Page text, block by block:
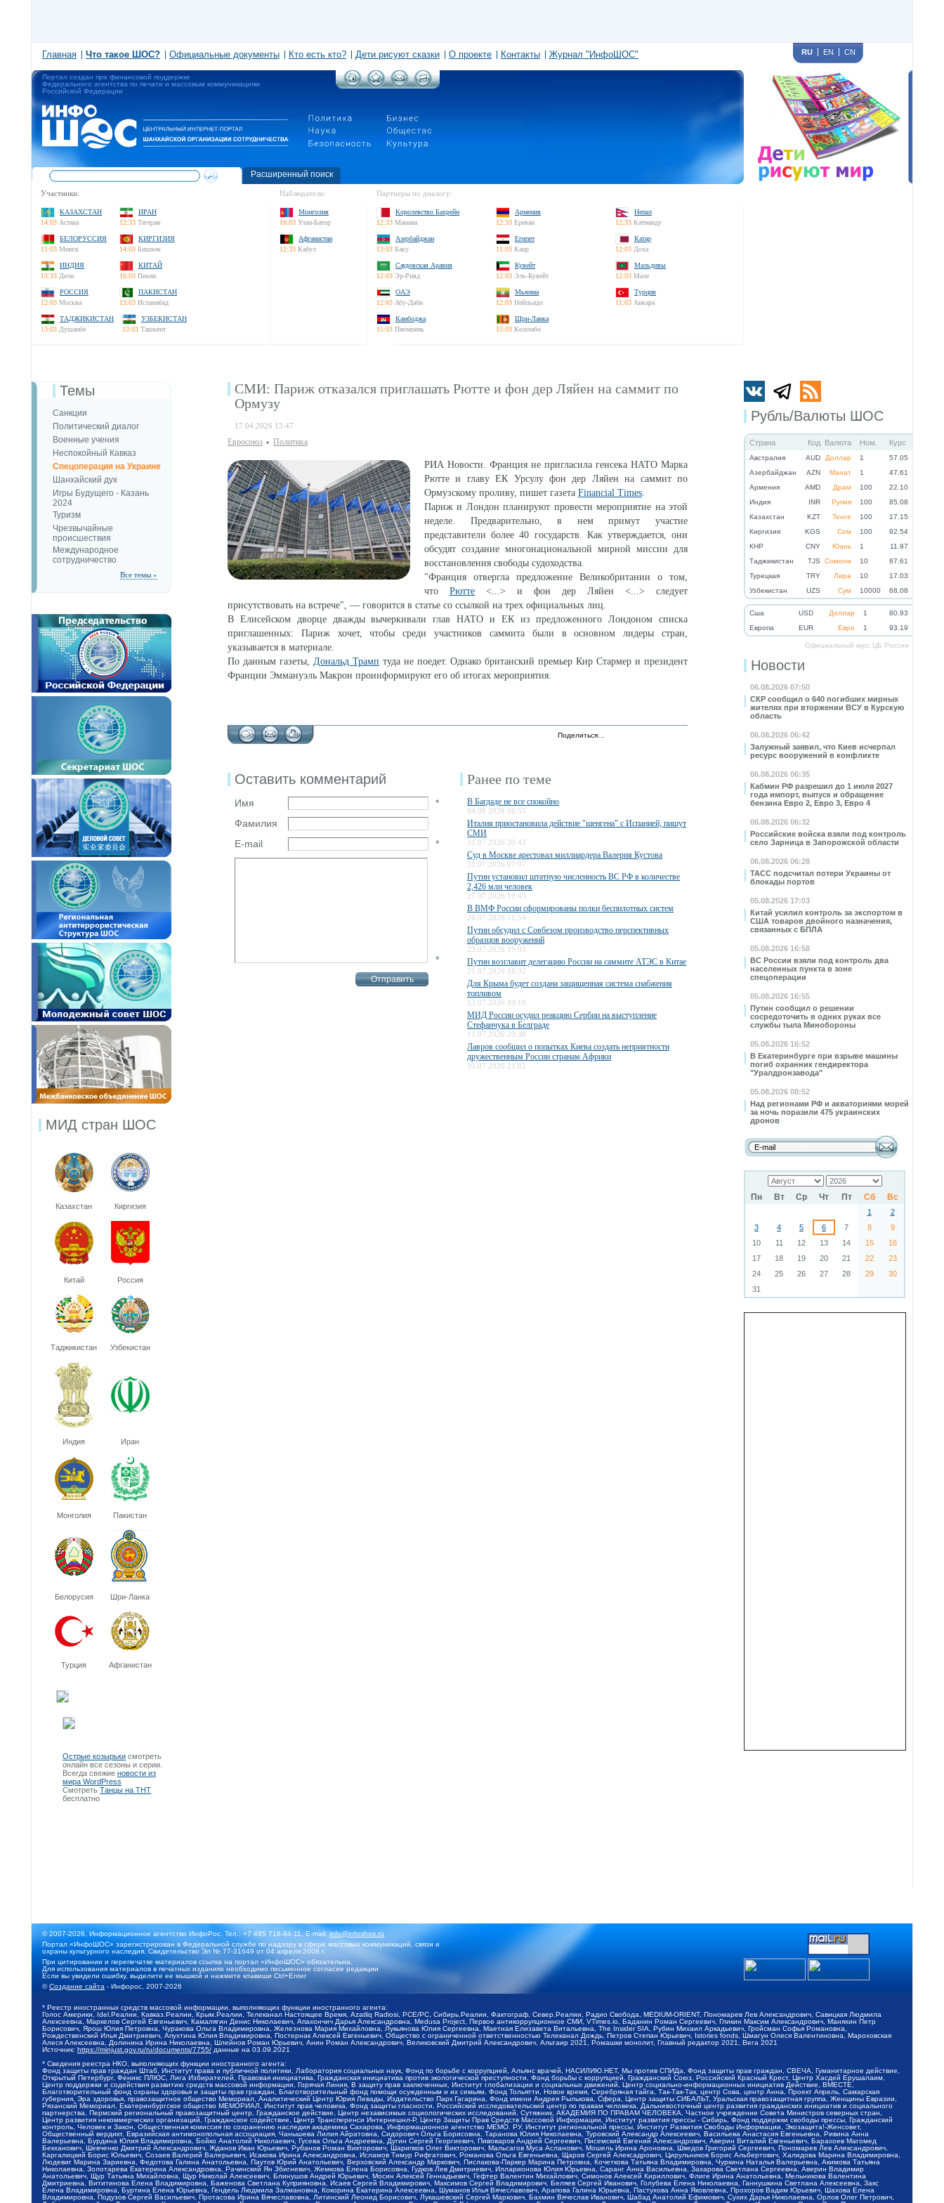
Главная Что такое ШОС? Официальные документы Кто есть кто? Дети рисуют сказки О проекте Контакты Журнал "ИнфоШОС" RU EN CN
Портал создан при финансовой поддержке
Федерального агентства по печати и массовым коммуникациям
Российской Федерации
Расширенный поиск
Участники:
КАЗАХСТАН
14:03 Астана
ИРАН
12:33 Тегеран
БЕЛОРУССИЯ
11:03 Минск
КИРГИЗИЯ
14:03 Бишкек
ИНДИЯ
13:33 Дели
КИТАЙ
16:03 Пекин
РОССИЯ
12:03 Москва
ПАКИСТАН
13:03 Исламабад
ТАДЖИКИСТАН
13:03 Душанбе
УЗБЕКИСТАН
13:03 Ташкент
Наблюдатели:
Монголия
16:03 Улан-Батор
Афганистан
12:33 Кабул
Партнеры по диалогу:
Королевство Бахрейн
12:33 Манама
Армения
12:33 Ереван
Непал
12:33 Катманду
Азербайджан
13:03 Баку
Египет
11:03 Каир
Катар
12:03 Доха
Саудовская Аравия
12:03 Эр-Рияд
Кувейт
12:03 Эль-Кувейт
Мальдивы
12:03 Мале
ОАЭ
12:03 Абу-Даби
Мьянма
12:03 Нейпьидо
Турция
11:03 Анкара
Камбоджа
15:03 Пномпень
Шри-Ланка
15:03 Коломбо
Рубль/Валюты ШОС
Страна Код Валюта Ном. Курс
Австралия AUD Доллар 1
57.05
Азербайджан
AZN Манат 1
47.61
Армения
AMD Драм 100
22.10
Индия
INR Рупия 100
85.08
Казахстан
KZT Тенге 100
17.15
Киргизия
KGS Сом 100
92.54
КНР
CNY Юань 1
11.97
Таджикистан
TJS Сомони 10
87.61
Турецкая
TRY Лира 10
17.03
Узбекистан
UZS Сум 10000 68.08
Cша USD Доллар 1
80.93
Eвропа
EUR Евро 1 93.19
Официальный курс ЦБ России
Новости
06.08.2026 07:50
СКР сообщил о 640 погибших мирных
жителях при вторжении ВСУ в Курскую
область
06.08.2026 06:42
Залужный заявил, что Киев исчерпал
ресурс вооружений в конфликте
06.08.2026 06:35
Кабмин РФ разрешил до 1 июля 2027
года импорт, выпуск и обращение
бензина Евро 2, Евро 3, Евро 4
06.08.2026 06:32
Российские войска взяли под контроль
село Зарница в Запорожской области
06.08.2026 06:28
ТАСС подсчитал потери Украины от
блокады портов
05.08.2026 17:03
Китай усилил контроль за экспортом в
США товаров двойного назначения,
связанных с БПЛА
05.08.2026 16:58
ВС России взяли под контроль два
населенных пункта в зоне
спецоперации
05.08.2026 16:55
Путин сообщил о решении
сосредоточить в одних руках все
службы тыла Минобороны
05.08.2026 16:52
В Екатеринбурге при взрыве машины
погиб охранник гендиректора
"Уралдронзавода"
05.08.2026 08:52
Над регионами РФ и акваториями морей
за ночь поразили 475 украинских
дронов
Пн Вт Ср Чт Пт Сб Вс
1
2
3
4 5 6 7 8
9
10
11 12 13 14 15
16
17
18 19 20 21 22
23
24
25 26 27 28 29
30
31
Темы
Санкции
Политический диалог
Военные учения
Неспокойный Кавказ
Спецоперация на Украине
Шанхайский дух
Игры Будущего - Казань
2024
Туризм
Чрезвычайные
происшествия
Международное
сотрудничество
Все темы »
МИД стран ШОС
Казахстан Киргизия
Китай Россия
Таджикистан Узбекистан
Индия Иран
Монголия Пакистан
Белорусия Шри-Ланка
Турция Афганистан
Острые козырьки смотреть
онлайн все сезоны и серии.
Всегда свежие новости из
мира WordPress
Смотреть Танцы на ТНТ
бесплатно
СМИ: Париж отказался приглашать Рютте и фон дер Ляйен на саммит по
Ормузу
17.04.2026 13:47
Евросоюз Политика
РИА Новости. Франция не пригласила генсека НАТО Марка
Рютте и главу ЕК Урсулу фон дер Ляйен на саммит по
Ормузскому проливу, пишет газета Financial Times.
Париж и Лондон планируют провести мероприятие на этой
неделе. Предварительно, в нем примут участие
представители более 40 государств. Как утверждается, они
обсудят создание многонациональной мирной миссии для
восстановления свободы судоходства.
"Франция отвергла предложение Великобритании о том,
что Рютте <...> и фон дер Ляйен <...> следует
присутствовать на встрече", — говорится в статье со ссылкой на трех официальных лиц.
В Елисейском дворце дважды вычеркивали глав НАТО и ЕК из предложенного Лондоном списка
приглашенных: Париж хочет, чтобы среди участников саммита были в основном лидеры стран,
указывается в материале.
По данным газеты, Дональд Трамп туда не поедет. Однако британский премьер Кир Стармер и президент
Франции Эммануэль Макрон проинформируют его об итогах мероприятия.
Поделиться…
Оставить комментарий
Имя
*
Фамилия
E-mail
*
*
Ранее по теме
В Багдаде не все спокойно
04.08.2026 06:55
Италия приостановила действие "шенгена" с Испанией, пишут
СМИ
31.07.2026 20:43
Суд в Москве арестовал миллиардера Валерия Кустова
31.07.2026 07:07
Путин установил штатную численность ВС РФ в количестве
2,426 млн человек
27.07.2026 19:45
В ВМФ России сформированы полки беспилотных систем
26.07.2026 11:54
Путин обсудил с Совбезом производство перспективных
образцов вооружений
23.07.2026 19:03
Путин возглавит делегацию России на саммите АТЭС в Китае
21.07.2026 18:32
Для Крыма будет создана защищенная система снабжения
топливом
13.07.2026 19:18
МИД России осудил реакцию Сербии на выступление
Стефанчука в Белграде
11.07.2026 20:38
Лавров сообщил о попытках Киева создать неприятности
дружественным России странам Африки
10.07.2026 21:02
© 2007-2026, Информационное агентство ИнфоРос. Тел.: +7 495 718-84-11, E-mail:info@infoshos.ru
Портал «ИнфоШОС» зарегистрирован в Федеральной службе по надзору в сфере массовых коммуникаций, связи и
охраны культурного наследия. Свидетельство Эл № 77-31649 от 04 апреля 2008 г.
При цитировании и перепечатке материалов ссылка на портал «ИнфоШОС» обязательна.
Для использования материалов в печатных изданиях необходимо письменное согласие редакции
Если вы увидели ошибку, выделите ее мышкой и нажмите клавиши Ctrl+Enter
©Создание сайта - Инфорос, 2007-2026
* Реестр иностранных средств массовой информации, выполняющих функции иностранного агента:
Голос Америки, Idel.Реалии, Кавказ.Реалии, Крым.Реалии, Телеканал Настоящее Время, Azatliq Radiosi, PCE/PC, Сибирь.Реалии, Фактограф, Север.Реалии, Радио Свобода, MEDIUM-ORIENT, Пономарев Лев Александрович, Савицкая Людмила
Алексеевна, Маркелов Сергей Евгеньевич, Камалягин Денис Николаевич, Апахончич Дарья Александровна, Medusa Project, Первое антикоррупционное СМИ, VTimes.io, Баданин Роман Сергеевич, Гликин Максим Александрович, Маняхин Петр
Борисович, Ярош Юлия Петровна, Чуракова Ольга Владимировна, Железнова Мария Михайловна, Лукьянова Юлия Сергеевна, Маетная Елизавета Витальевна, The Insider SIA, Рубин Михаил Аркадьевич, Гройсман Софья Романовна,
Рождественский Илья Дмитриевич, Апухтина Юлия Владимировна, Постернак Алексей Евгеньевич, Общество с ограниченной ответственностью Телеканал Дождь, Петров Степан Юрьевич, Istories fonds, Шмагун Олеся Валентиновна, Мароховская
Алеся Алексеевна, Долинина Ирина Николаевна, Шлейнов Роман Юрьевич, Анин Роман Александрович, Великовский Дмитрий Александрович, Альтаир 2021, Ромашки монолит, Главный редактор 2021, Вега 2021
Источник: https://minjust.gov.ru/ru/documents/7755/ данные на 03.09.2021
* Сведения реестра НКО, выполняющих функции иностранного агента:
Фонд защиты прав граждан Штаб, Институт права и публичной политики, Лаборатория социальных наук, Фонд по борьбе с коррупцией, Альянс врачей, НАСИЛИЮ.НЕТ, Мы против СПИДа, Фонд защиты прав граждан, СВЕЧА, Гуманитарное действие,
Открытый Петербург, Феникс ПЛЮС, Лига Избирателей, Правовая инициатива, Гражданская инициатива против экологической преступности, Фонд борьбы с коррупцией, Гражданский Союз, Российский Красный Крест, Центр Хасдей Ерушалаим,
Центр поддержки и содействия развитию средств массовой информации, Горячая Линия, В защиту прав заключенных, Институт глобализации и социальных движений, Центр социально-информационных инициатив Действие, ВМЕСТЕ,
Благотворительный фонд охраны здоровья и защиты прав граждан, Благотворительный фонд помощи осужденным и их семьям, Фонд Тольятти, Новое время, Серебряная тайга, Так-Так-Так, центр Сова, центр Анна, Проект Апрель, Самарская
губерния, Эра здоровья, правозащитное общество Мемориал, Аналитический Центр Юрия Левады, Издательство Парк Гагарина, Фонд имени Андрея Рылькова, Сфера, Центр защиты СИБАЛЬТ, Уральская правозащитная группа, Женщины Евразии,
Рязанский Мемориал, Екатеринбургское общество МЕМОРИАЛ, Институт прав человека, Фонд защиты гласности, Российский исследовательский центр по правам человека, Дальневосточный центр развития гражданских инициатив и социального
партнерства, Пермский региональный правозащитный центр, Гражданское действие, Центр независимых социологических исследований, Сутяжник, АКАДЕМИЯ ПО ПРАВАМ ЧЕЛОВЕКА, Частное учреждение Совета Министров северных стран,
Центр развития некоммерческих организаций, Гражданское содействие, Центр Трансперенси Интернешнл-Р, Центр Защиты Прав Средств Массовой Информации, Институт развития прессы - Сибирь, Фонд поддержки свободы прессы, Гражданский
контроль, Человек и Закон, Общественная комиссия по сохранению наследия академика Сахарова, Информационное агентство МЕМО. РУ, Институт региональной прессы, Институт Развития Свободы Информации, Экозащита!-Женсовет,
Общественный вердикт, Евразийская антимонопольная ассоциация, Чанышева Лилия Айратовна, Сидорович Ольга Борисовна, Таранова Юлия Николаевна, Туровский Александр Алексеевич, Васильева Анастасия Евгеньевна, Ривина Анна
Валерьевна, Бурдина Юлия Владимировна, Бойко Анатолий Николаевич, Гусева Ольга Андреевна, Дугин Сергей Георгиевич, Пивоваров Андрей Сергеевич, Писемский Евгений Александрович, Аверин Виталий Евгеньевич, Барахоев Магомед
Бекханович, Шевченко Дмитрий Александрович, Жданов Иван Юрьевич, Рубанов Роман Викторович, Шарипков Олег Викторович, Мальсагов Муса Асланович, Мошель Ирина Ароновна, Шведов Григорий Сергеевич, Пономарев Лев Александрович,
Каргалицкий Борис Юльевич, Созаев Валерий Валерьевич, Исакова Ирина Александровна, Исламов Тимур Рифгатович, Романова Ольга Евгеньевна, Щаров Сергей Алексадрович, Цирульников Борис Альбертович, Халидова Марина Владимировна,
Людевиг Марина Зариевна, Федотова Галина Анатольевна, Паутов Юрий Анатольевич, Верховский Александр Маркович, Пислакова-Паркер Марина Петровна, Кочеткова Татьяна Владимировна, Чуркина Наталья Валерьевна, Акимова Татьяна
Николаевна, Золотарева Екатерина Александровна, Рачинский Ян Збигневич, Жемкова Елена Борисовна, Гудков Лев Дмитриевич, Илларионова Юлия Юрьевна, Саранг Анна Васильевна, Захарова Светлана Сергеевна, Аверин Владимир
Анатольевич, Щур Татьяна Михайловна, Щур Николай Алексеевич, Блинушов Андрей Юрьевич, Мосин Алексей Геннадьевич, Гефтер Валентин Михайлович, Симонов Алексей Кириллович, Флиге Ирина Анатольевна, Мельникова Валентина
Дмитриевна, Вититинова Елена Владимировна, Баженова Светлана Куприяновна, Исаев Сергей Владимирович, Максимов Сергей Владимирович, Беляев Сергей Иванович, Голубева Елена Николаевна, Ганнушкина Светлана Алексеевна, Закс
Елена Владимировна, Буртина Елена Юрьевна, Гендель Людмила Залмановна, Кокорина Екатерина Алексеевна, Шуманов Илья Вячеславович, Арапова Галина Юрьевна, Пастухова Анна Яковлевна, Прохоров Вадим Юрьевич, Шахова Елена
Владимировна, Подузов Сергей Васильевич, Протасова Ирина Вячеславовна, Литинский Леонид Борисович, Лукашевский Сергей Маркович, Бахмин Вячеслав Иванович, Шабад Анатолий Ефимович, Сухих Дарья Николаевна, Орлов Олег Петрович,